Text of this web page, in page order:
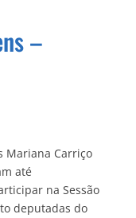
–
Mariana Carriço
até
na Sessão
deputadas do